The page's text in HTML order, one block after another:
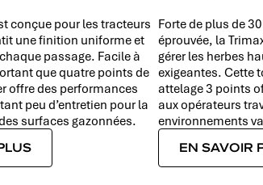
conçue pour les tracteurs
une finition uniforme et
passage. Facile à
que quatre points de
offre des performances
peu d’entretien pour la
surfaces gazonnées.
Forte de plus de
éprouvée, la
gérer les herbes
exigeantes. Cette
attelage 3 points
aux opérateurs
environnements
EN SAVOIR